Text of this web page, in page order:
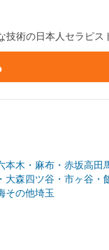
がおもてなしいたします
本木・麻布・赤坂高田
大森四ツ谷・市ヶ谷・
その他埼玉